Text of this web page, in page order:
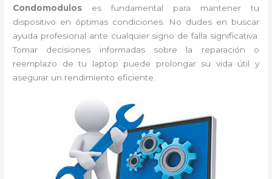
Condomodulos es fundamental para mantener tu
dispositivo en óptimas condiciones. No dudes en buscar
ayuda profesional ante cualquier signo de falla significativa.
Tomar decisiones informadas sobre la reparación o
reemplazo de tu laptop puede prolongar su vida útil y
asegurar un rendimiento eficiente.